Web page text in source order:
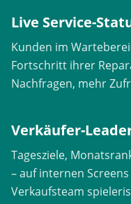
Live Service-
Kunden im
Fortschritt ihrer
Nachfragen, mehr
Verkäufer-
Tagesziele,
– auf internen
Verkaufsteam